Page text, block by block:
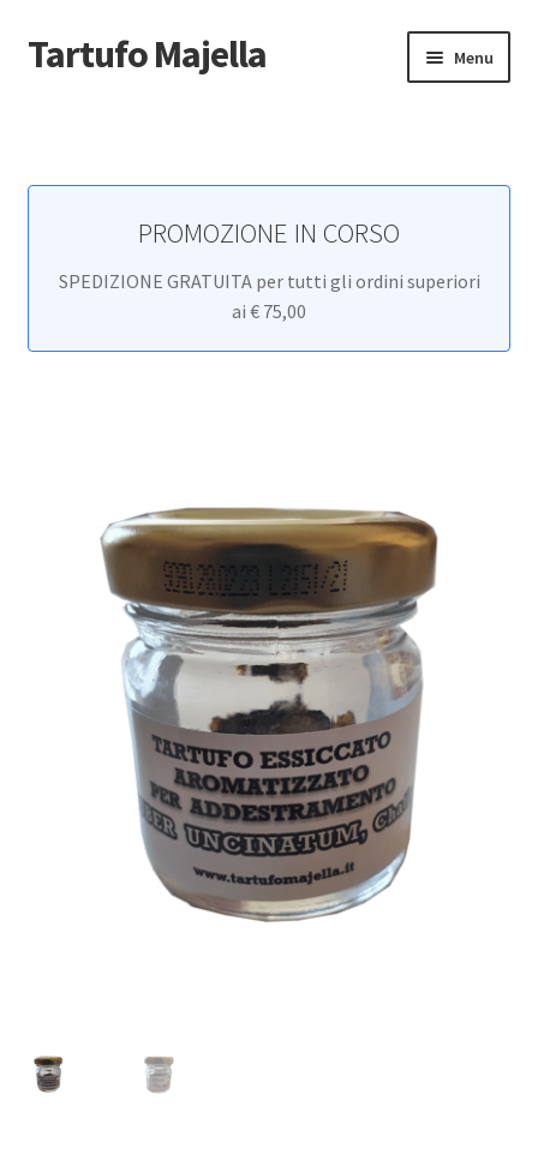
Vai
alla
Vai
al
Tartufo Majella Menu
Privacy Policy
Termini e Condizioni
PROMOZIONE IN CORSO
SPEDIZIONE GRATUITA per tutti gli ordini superiori
ai € 75,00